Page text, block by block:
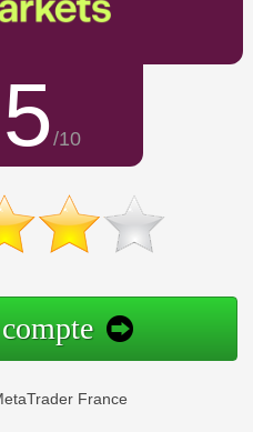
/10
France